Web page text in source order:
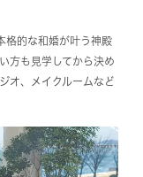
格的な和婚が叶う神殿
方も見学してから決め
オ、メイクルームなど